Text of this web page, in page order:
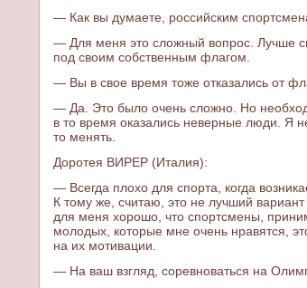
— Как вы думаете, российским
— Для меня это сложный вопрос. Лучше
под своим собственным флагом.
— Вы в свое время тоже отказались от
— Да. Это было очень сложно. Но
в то время оказались неверные люди. Я
то менять.
Доротея ВИРЕР (Италия):
— Всегда плохо для спорта, когда
К тому же, считаю, это не лучший вариант
для меня хорошо, что спортсмены,
молодых, которые мне очень нравятся,
на их мотивации.
— На ваш взгляд, соревноваться на